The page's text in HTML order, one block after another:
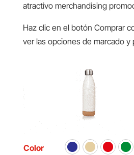
atractivo merchandising
Haz clic en el botón Comprar
ver las opciones de marcado y
Color